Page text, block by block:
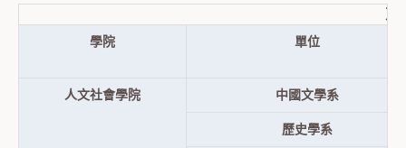
東
學院 單位
人文社會學院 中國文學系
歷史學系